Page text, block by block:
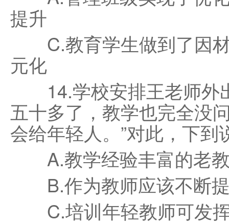
提升
C.教育学生做到了因材
元化
14.学校安排王老师外
五十多了，教学也完全没
会给年轻人。”对此，下到
A.教学经验丰富的老教
B.作为教师应该不断提
C.培训年轻教师可发